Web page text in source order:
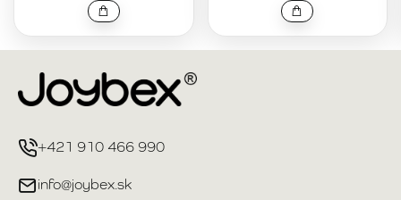
+421 910 466 990
info@joybex.sk